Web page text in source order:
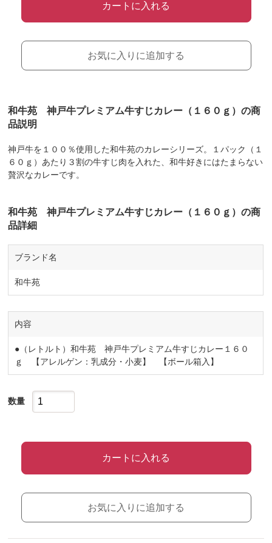
カートに入れる
お気に入りに追加する
和牛苑 神戸牛プレミアム牛すじカレー（１６０ｇ）の商
品説明
神戸牛を１００％使用した和牛苑のカレーシリーズ。１パック（１
６０ｇ）あたり３割の牛すじ肉を入れた、和牛好きにはたまらない
贅沢なカレーです。
和牛苑 神戸牛プレミアム牛すじカレー（１６０ｇ）の商
品詳細
ブランド名
和牛苑
内容
●（レトルト）和牛苑 神戸牛プレミアム牛すじカレー１６０
ｇ 【アレルゲン：乳成分・小麦】 【ボール箱入】
数量
カートに入れる
お気に入りに追加する